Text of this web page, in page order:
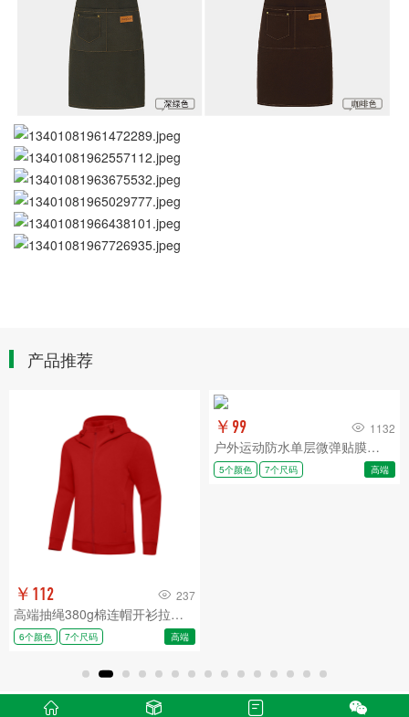
产品推荐
￥112 237
高端抽绳380g棉连帽开衫拉链卫衣CF-GJ11-38000-99
6个颜色 7个尺码 高端
￥99 1132
户外运动防水单层微弹贴膜冲锋衣CF-158-3022
5个颜色 7个尺码 高端